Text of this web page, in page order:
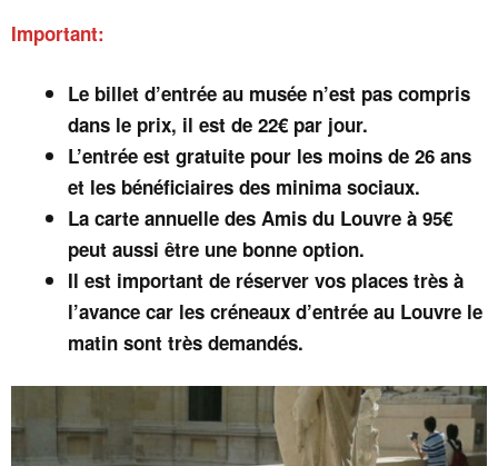
Important:
Le billet d’entrée au musée n’est pas compris
dans le prix, il est de 22€ par jour.
L’entrée est gratuite pour les moins de 26 ans
et les bénéficiaires des minima sociaux.
La carte annuelle des Amis du Louvre à 95€
peut aussi être une bonne option.
Il est important de réserver vos places très à
l’avance car les créneaux d’entrée au Louvre le
matin sont très demandés.